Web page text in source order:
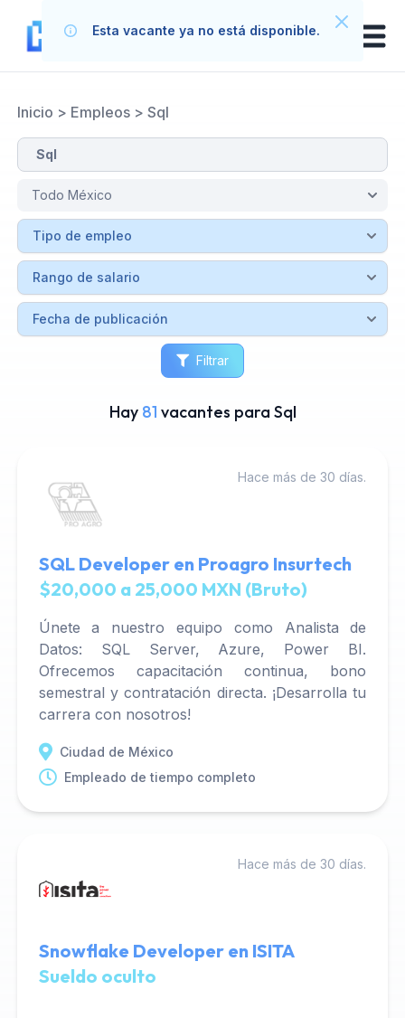
Inicio > Empleos> Sql
Filtrar
Hay 81 vacantes para Sql
Hace más de 30 días.
SQL Developer en Proagro Insurtech
$20,000 a 25,000 MXN (Bruto)
Únete a nuestro equipo como Analista de
Datos: SQL Server, Azure, Power BI.
Ofrecemos capacitación continua, bono
semestral y contratación directa. ¡Desarrolla tu
carrera con nosotros!
Ciudad de México
Empleado de tiempo completo
Hace más de 30 días.
Snowflake Developer en ISITA
Sueldo oculto
Esta vacante ya no está disponible.